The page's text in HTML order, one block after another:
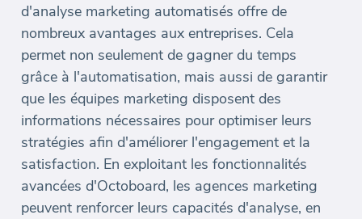
d'analyse marketing automatisés offre de
nombreux avantages aux entreprises. Cela
permet non seulement de gagner du temps
grâce à l'automatisation, mais aussi de garantir
que les équipes marketing disposent des
informations nécessaires pour optimiser leurs
stratégies afin d'améliorer l'engagement et la
satisfaction. En exploitant les fonctionnalités
avancées d'Octoboard, les agences marketing
peuvent renforcer leurs capacités d'analyse, en